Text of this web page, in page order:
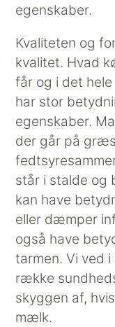
egenskaber.
Kvaliteten og
kvalitet. Hvad
får og i det
har stor
egenskaber.
der går på
står i stalde og
kan have
eller dæmper
også have
tarmen. Vi ved
række
skyggen af,
mælk.